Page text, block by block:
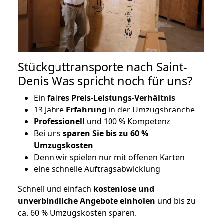
Stückguttransporte nach Saint-
Denis Was spricht noch für uns?
Ein faires Preis-Leistungs-Verhältnis
13 Jahre Erfahrung in der Umzugsbranche
Professionell und 100 % Kompetenz
Bei uns sparen Sie bis zu 60 %
Umzugskosten
Denn wir spielen nur mit offenen Karten
eine schnelle Auftragsabwicklung
Schnell und einfach kostenlose und
unverbindliche Angebote einholen und bis zu
ca. 60 % Umzugskosten sparen.